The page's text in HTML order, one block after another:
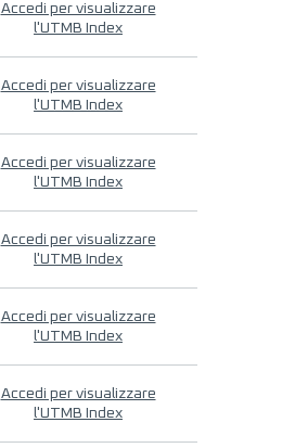
Accedi per visualizzare
l'UTMB Index
Accedi per visualizzare
l'UTMB Index
Accedi per visualizzare
l'UTMB Index
Accedi per visualizzare
l'UTMB Index
Accedi per visualizzare
l'UTMB Index
Accedi per visualizzare
l'UTMB Index